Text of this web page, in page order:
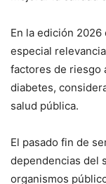
En la edición
especial
factores de riesgo
diabetes,
salud pública.
El pasado fin de
dependencias del
organismos